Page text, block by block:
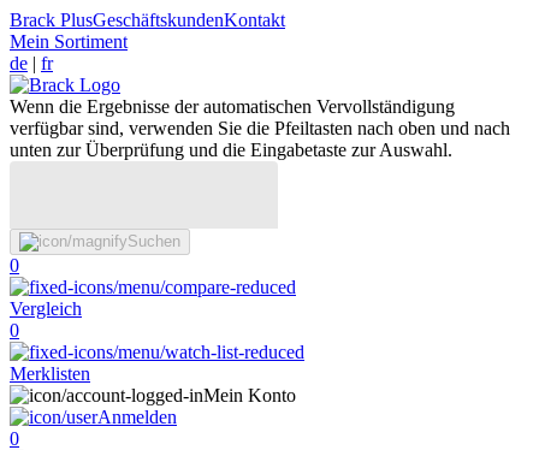
Brack PlusGeschäftskundenKontakt
Mein Sortiment
de | fr
Wenn die Ergebnisse der automatischen Vervollständigung
verfügbar sind, verwenden Sie die Pfeiltasten nach oben und nach
unten zur Überprüfung und die Eingabetaste zur Auswahl.
Suchen
0
Vergleich
0
Merklisten
Mein Konto
Anmelden
0